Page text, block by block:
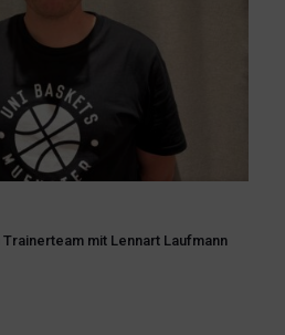
mit Lennart Laufmann